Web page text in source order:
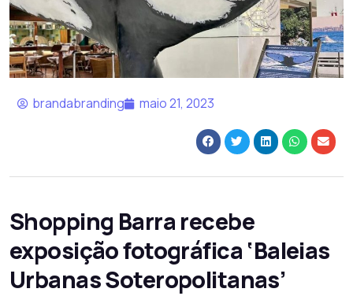
brandabranding maio 21, 2023
Shopping Barra recebe
exposição fotográfica ‘Baleias
Urbanas Soteropolitanas’